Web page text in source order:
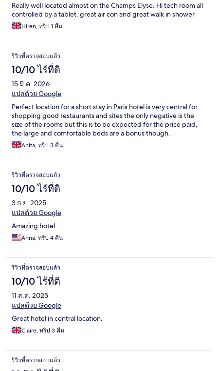
Really well located almost on the Champs Elyse. Hi tech room all
controlled by a tablet. great air con and great walk in shower
Hiren, ทริป 1 คืน
รีวิวที่ตรวจสอบแล้ว
10/10 ไร้ที่ติ
15 มี.ค. 2026
แปลด้วย Google
Perfect location for a short stay in Paris hotel is very central for
shopping good restaurants and sites the only negative is the
size of the rooms but this is to be expected for the price paid,
the large and comfortable beds are a bonus though.
Anita, ทริป 3 คืน
รีวิวที่ตรวจสอบแล้ว
10/10 ไร้ที่ติ
3 ก.ย. 2025
แปลด้วย Google
Amazing hotel
Anna, ทริป 4 คืน
รีวิวที่ตรวจสอบแล้ว
10/10 ไร้ที่ติ
11 ส.ค. 2025
แปลด้วย Google
Great hotel in central location.
Claire, ทริป 3 คืน
รีวิวที่ตรวจสอบแล้ว